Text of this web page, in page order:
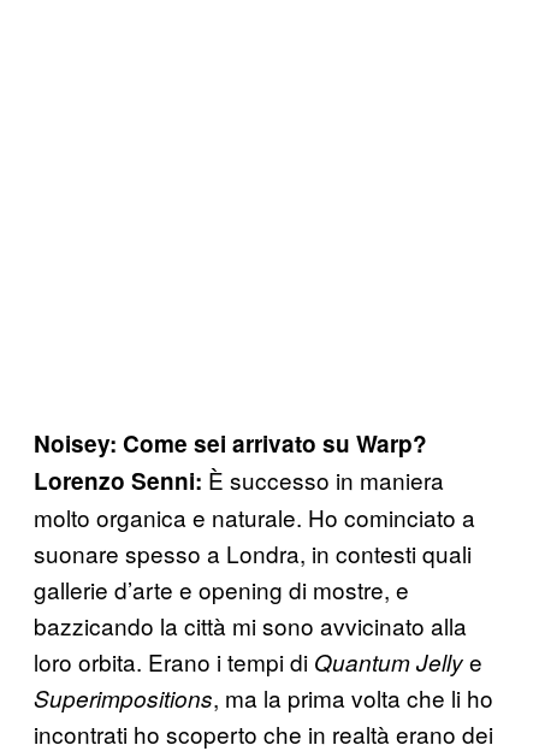
Noisey: Come sei arrivato su Warp?
Lorenzo Senni: È successo in maniera
molto organica e naturale. Ho cominciato a
suonare spesso a Londra, in contesti quali
gallerie d’arte e opening di mostre, e
bazzicando la città mi sono avvicinato alla
loro orbita. Erano i tempi di Quantum Jellye
Superimpositions, ma la prima volta che li ho
incontrati ho scoperto che in realtà erano dei